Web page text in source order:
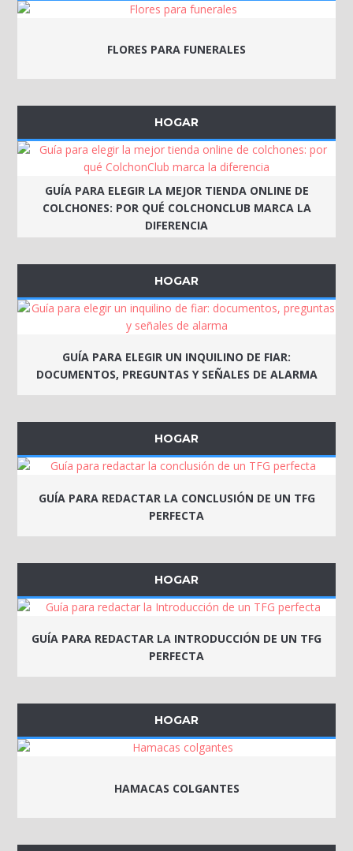
FLORES PARA FUNERALES
HOGAR
GUÍA PARA ELEGIR LA MEJOR TIENDA ONLINE DE
COLCHONES: POR QUÉ COLCHONCLUB MARCA LA
DIFERENCIA
HOGAR
GUÍA PARA ELEGIR UN INQUILINO DE FIAR:
DOCUMENTOS, PREGUNTAS Y SEÑALES DE ALARMA
HOGAR
GUÍA PARA REDACTAR LA CONCLUSIÓN DE UN TFG
PERFECTA
HOGAR
GUÍA PARA REDACTAR LA INTRODUCCIÓN DE UN TFG
PERFECTA
HOGAR
HAMACAS COLGANTES